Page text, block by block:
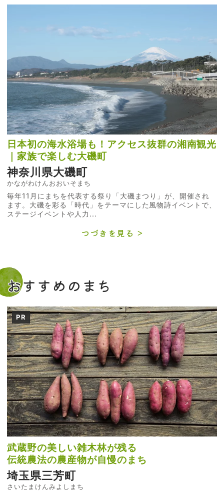
日本初の海水浴場も！アクセス抜群の湘南観光
｜家族で楽しむ大磯町
神奈川県大磯町
かながわけんおおいそまち
毎年11月にまちを代表する祭り「大磯まつり」が、開催され
ます。大磯を彩る「時代」をテーマにした風物詩イベントで、
ステージイベントや人力...
つづきを見る
おすすめのまち
PR
武蔵野の美しい雑木林が残る
伝統農法の農産物が自慢のまち
埼玉県三芳町
さいたまけんみよしまち